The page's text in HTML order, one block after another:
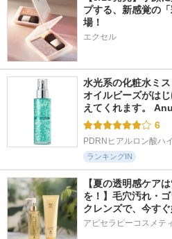
プする、新感覚の
場！
エクセル
水光系の化粧水ミ
オイルビーズがは
えてくれます。
6
PDRNヒアルロン酸ハ
ランキングIN
【夏の透明感ケア
を！】毛穴汚れ・
クレンズで、今す
アピセラピーコスメテ